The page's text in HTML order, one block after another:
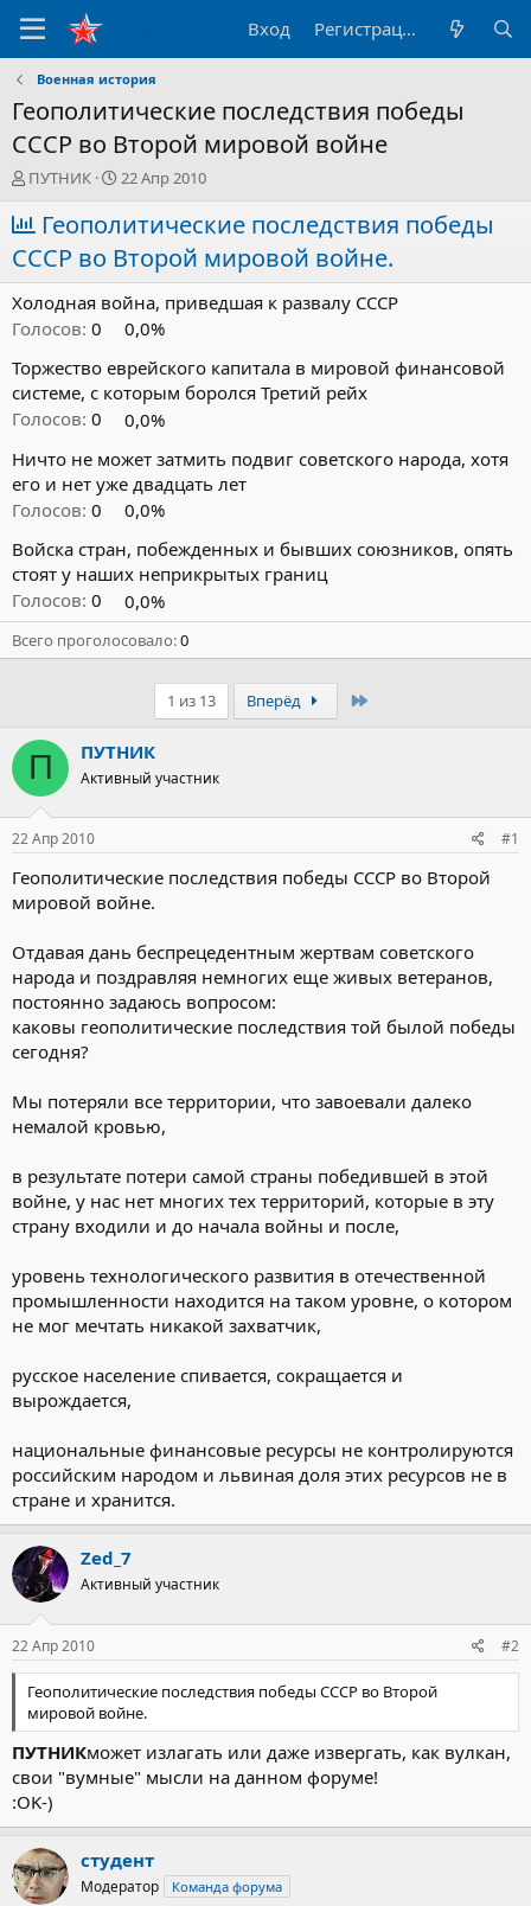
Вход Регистрация
Военная история
Геополитические последствия победы
СССР во Второй мировой войне
А
в
т
о
р
т
е
м
ПУТНИК
Д
а
т
а
н
а
ч
а
а
22 Апр 2010
Геополитические последствия победы
СССР во Второй мировой войне.
Холодная война, приведшая к развалу СССР
Голосов: 0
0,0%
Торжество еврейского капитала в мировой финансовой
системе, с которым боролся Третий рейх
Голосов: 0
0,0%
Ничто не может затмить подвиг советского народа, хотя
его и нет уже двадцать лет
Голосов: 0
0,0%
Войска стран, побежденных и бывших союзников, опять
стоят у наших неприкрытых границ
Голосов: 0 0,0%
Всего проголосовало 0
1 из 13 Вперёд
П ПУТНИК
Активный участник
22 Апр 2010 #1
Геополитические последствия победы СССР во Второй
мировой войне.
Отдавая дань беспрецедентным жертвам советского
народа и поздравляя немногих еще живых ветеранов,
постоянно задаюсь вопросом:
каковы геополитические последствия той былой победы
сегодня?
Мы потеряли все территории, что завоевали далеко
немалой кровью,
в результате потери самой страны победившей в этой
войне, у нас нет многих тех территорий, которые в эту
страну входили и до начала войны и после,
уровень технологического развития в отечественной
промышленности находится на таком уровне, о котором
не мог мечтать никакой захватчик,
русское население спивается, сокращается и
вырождается,
национальные финансовые ресурсы не контролируются
российским народом и львиная доля этих ресурсов не в
стране и хранится.
Zed_7
Активный участник
22 Апр 2010 #2
Геополитические последствия победы СССР во Второй
мировой войне.
ПУТНИКможет излагать или даже извергать, как вулкан,
свои "вумные" мысли на данном форуме!
:OK-)
студент
Модератор Команда форума